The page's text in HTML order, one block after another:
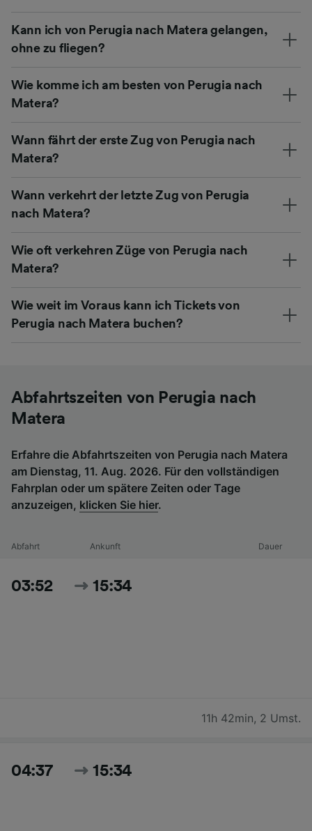
Kann ich von Perugia nach Matera gelangen,
ohne zu fliegen?
Wie komme ich am besten von Perugia nach
Matera?
Wann fährt der erste Zug von Perugia nach
Matera?
Wann verkehrt der letzte Zug von Perugia
nach Matera?
Wie oft verkehren Züge von Perugia nach
Matera?
Wie weit im Voraus kann ich Tickets von
Perugia nach Matera buchen?
Abfahrtszeiten von Perugia nach
Matera
Erfahre die Abfahrtszeiten von Perugia nach Matera
am Dienstag, 11. Aug. 2026. Für den vollständigen
Fahrplan oder um spätere Zeiten oder Tage
anzuzeigen, klicken Sie hier.
Abfahrt Ankunft Dauer
03:52 15:34
11h 42min, 2 Umst.
04:37 15:34